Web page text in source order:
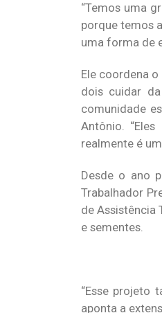
“Temos uma
porque temos
uma forma de
Ele coordena
dois cuidar
comunidade
Antônio.
realmente é
Desde o ano
Trabalhador
de Assistência
e sementes.
“Esse projeto
aponta a